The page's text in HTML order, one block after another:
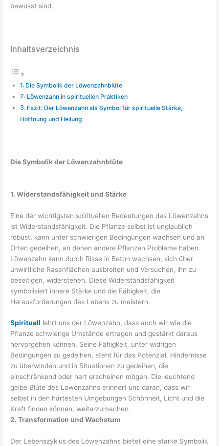
bewusst sind.
Inhaltsverzeichnis
Die Symbolik der Löwenzahnblüte
Löwenzahn in spirituellen Praktiken
Fazit: Der Löwenzahn als Symbol für spirituelle Stärke,
Hoffnung und Heilung
Die Symbolik der Löwenzahnblüte
1. Widerstandsfähigkeit und Stärke
Eine der wichtigsten spirituellen Bedeutungen des Löwenzahns
ist Widerstandsfähigkeit. Die Pflanze selbst ist unglaublich
robust, kann unter schwierigen Bedingungen wachsen und an
Orten gedeihen, an denen andere Pflanzen Probleme haben.
Löwenzahn kann durch Risse in Beton wachsen, sich über
unwirtliche Rasenflächen ausbreiten und Versuchen, ihn zu
beseitigen, widerstehen. Diese Widerstandsfähigkeit
symbolisiert innere Stärke und die Fähigkeit, die
Herausforderungen des Lebens zu meistern.
Spirituell lehrt uns der Löwenzahn, dass auch wir wie die
Pflanze schwierige Umstände ertragen und gestärkt daraus
hervorgehen können. Seine Fähigkeit, unter widrigen
Bedingungen zu gedeihen, steht für das Potenzial, Hindernisse
zu überwinden und in Situationen zu gedeihen, die
einschränkend oder hart erscheinen mögen. Die leuchtend
gelbe Blüte des Löwenzahns erinnert uns daran, dass wir
selbst in den härtesten Umgebungen Schönheit, Licht und die
Kraft finden können, weiterzumachen.
2. Transformation und Wachstum
Der Lebenszyklus des Löwenzahns bietet eine starke Symbolik